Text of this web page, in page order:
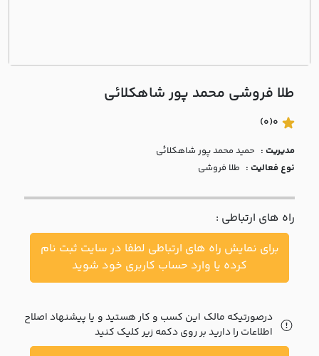
درباره
با ما
مقالات
اخبار
پرسش
متداول
خواست
طلا فروشی محمد پور شاهکلائي
0
(0)
مدیریت : حميد محمد پور شاهکلائي
نوع فعالیت : طلا فروشی
راه های ارتباطی :
برای نمایش راه های ارتباطی لطفا در سایت ثبت نام
کرده یا وارد حساب کاربری خود شوید
درصورتیکه مالک این کسب و کار هستید و یا پیشنهاد اصلاح
اطلاعات را دارید بر روی دکمه زیر کلیک کنید